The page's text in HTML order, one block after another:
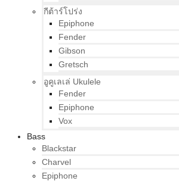
กีต้าร์โปร่ง
Epiphone
Fender
Gibson
Gretsch
อูคูเลเล่ Ukulele
Fender
Epiphone
Vox
Bass
Blackstar
Charvel
Epiphone